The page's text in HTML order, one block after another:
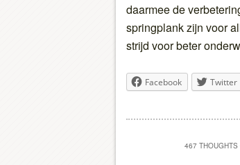
daarmee de
springplank zijn voor
strijd voor beter
Facebook Twitter
467 THOUGHTS